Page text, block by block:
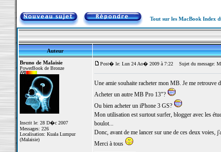
Tout sur les MacBook Index
Auteur
Bruno de Malaisie
PowerBook de Bronze
Inscrit le: 28 D�c 2007
Messages: 226
Localisation: Kuala Lumpur
(Malaisie)
Post� le: Lun 24 Ao� 2009 à 7:22 Sujet du message:
Une amie souhaite racheter mon MB. Je me retrouve
Acheter un autre MB Pro 13"?
Ou bien acheter un iPhone 3 GS?
Mon utilisation est surtout surfer, blogger avec les
boulot...
Donc, avant de me lancer sur une de ces deux voies,
Merci à tous